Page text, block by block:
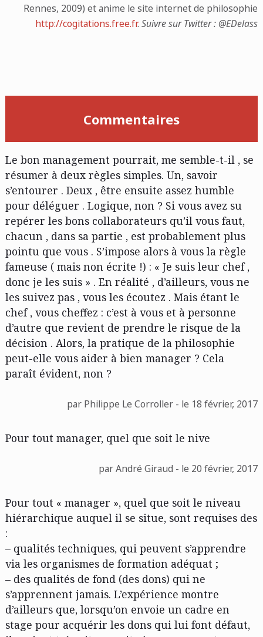
Rennes, 2009) et anime le site internet de philosophie
http://cogitations.free.fr.Suivre sur Twitter : @EDelass
Commentaires
Le bon management pourrait, me semble-t-il , se
résumer à deux règles simples. Un, savoir
s’entourer . Deux , être ensuite assez humble
pour déléguer . Logique, non ? Si vous avez su
repérer les bons collaborateurs qu’il vous faut,
chacun , dans sa partie , est probablement plus
pointu que vous . S’impose alors à vous la règle
fameuse ( mais non écrite !) : « Je suis leur chef ,
donc je les suis » . En réalité , d’ailleurs, vous ne
les suivez pas , vous les écoutez . Mais étant le
chef , vous cheffez : c’est à vous et à personne
d’autre que revient de prendre le risque de la
décision . Alors, la pratique de la philosophie
peut-elle vous aider à bien manager ? Cela
paraît évident, non ?
par Philippe Le Corroller - le 18 février, 2017
Pour tout manager, quel que soit le nive
par André Giraud - le 20 février, 2017
Pour tout « manager », quel que soit le niveau
hiérarchique auquel il se situe, sont requises des
:
– qualités techniques, qui peuvent s’apprendre
via les organismes de formation adéquat ;
– des qualités de fond (des dons) qui ne
s’apprennent jamais. L’expérience montre
d’ailleurs que, lorsqu’on envoie un cadre en
stage pour acquérir les dons qui lui font défaut,